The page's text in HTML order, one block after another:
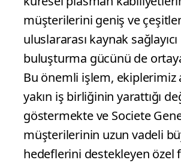
müşterilerini geniş ve
uluslararası kaynak
buluşturma gücünü de
Bu önemli işlem, ekiplerimiz
yakın iş birliğinin yarattığı
göstermekte ve Societe
müşterilerinin uzun vadeli
hedeflerini destekleyen özel